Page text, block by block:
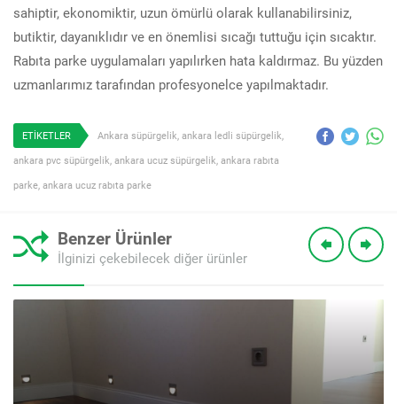
sahiptir, ekonomiktir, uzun ömürlü olarak kullanabilirsiniz,
butiktir, dayanıklıdır ve en önemlisi sıcağı tuttuğu için sıcaktır.
Rabıta parke uygulamaları yapılırken hata kaldırmaz. Bu yüzden
uzmanlarımız tarafından profesyonelce yapılmaktadır.
ETİKETLER Ankara süpürgelik ankara ledli süpürgelik
ankara pvc süpürgelik ankara ucuz süpürgelik ankara rabıta
parke ankara ucuz rabıta parke
Benzer Ürünler
İlginizi çekebilecek diğer ürünler